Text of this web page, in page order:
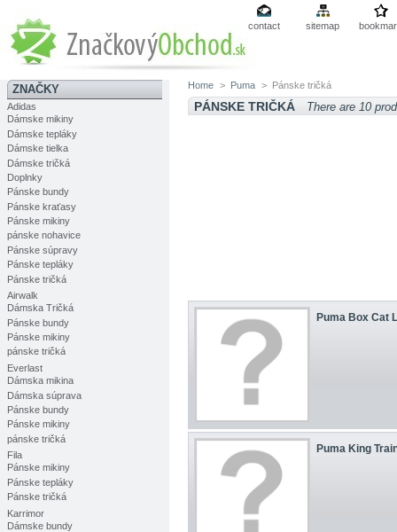
contact sitemap
ZNAČKY
Adidas
Dámske mikiny
Dámske tepláky
Dámske tielka
Dámske tričká
Doplnky
Pánske bundy
Pánske kraťasy
Pánske mikiny
pánske nohavice
Pánske súpravy
Pánske tepláky
Pánske tričká
Airwalk
Dámska Tričká
Pánske bundy
Pánske mikiny
pánske tričká
Everlast
Dámska mikina
Dámska súprava
Pánske bundy
Pánske mikiny
pánske tričká
Fila
Pánske mikiny
Pánske tepláky
Pánske tričká
Karrimor
Dámske bundy
Home > Puma > Pánske tričká
PÁNSKE TRIČKÁ There are 10
Puma Box Cat
Puma King